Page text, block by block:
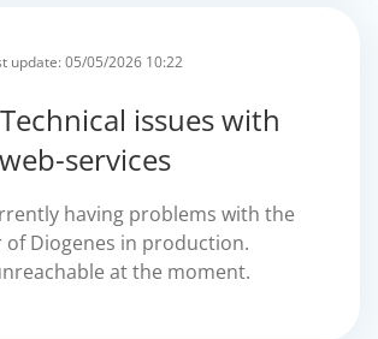
update: 05/05/2026 10:22
Technical issues with
services
having problems with the
of Diogenes in production.
at the moment.